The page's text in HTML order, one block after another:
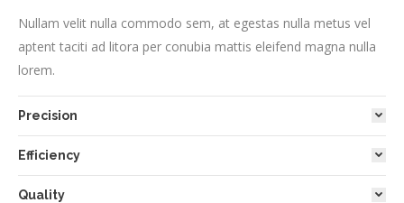
Nullam velit nulla commodo sem, at egestas nulla metus vel
aptent taciti ad litora per conubia mattis eleifend magna nulla
lorem.
Precision
Efficiency
Quality